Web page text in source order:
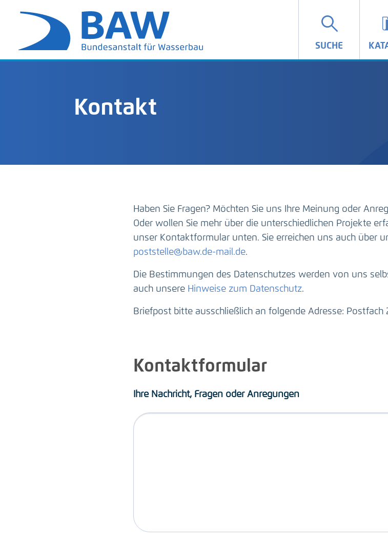
SUCHE
Kontakt
Haben Sie Fragen? Möchten Sie uns Ihre Meinung oder
Oder wollen Sie mehr über die unterschiedlichen Projekte
unser Kontaktformular unten. Sie erreichen uns auch über
poststelle@baw.de-mail.de.
Die Bestimmungen des Datenschutzes werden von uns
auch unsere Hinweise zum Datenschutz.
Briefpost bitte ausschließlich an folgende Adresse: Postfach
Kontaktformular
Ihre Nachricht, Fragen oder Anregungen